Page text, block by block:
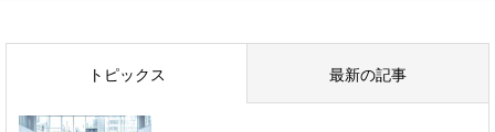
トピックス 最新の記事